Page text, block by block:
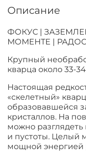
Описание
ФОКУС |
МОМЕНТЕ |
Крупный
кварца около 33-
Настоящая
«скелетный»
образовавшейся
кристаллов. На
можно
и пустоты. Целый
мощной энергией